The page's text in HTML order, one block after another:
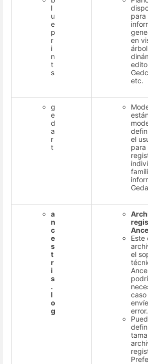
l
u
e
p
r
i
n
t
s
para
en
árbol
etc.
g
e
d
a
r
t
el
para
a
n
c
e
s
t
r
i
s
.
l
o
g
Este
el
error.